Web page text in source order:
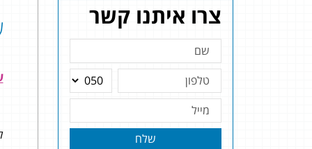
צרו איתנו קשר
שלח